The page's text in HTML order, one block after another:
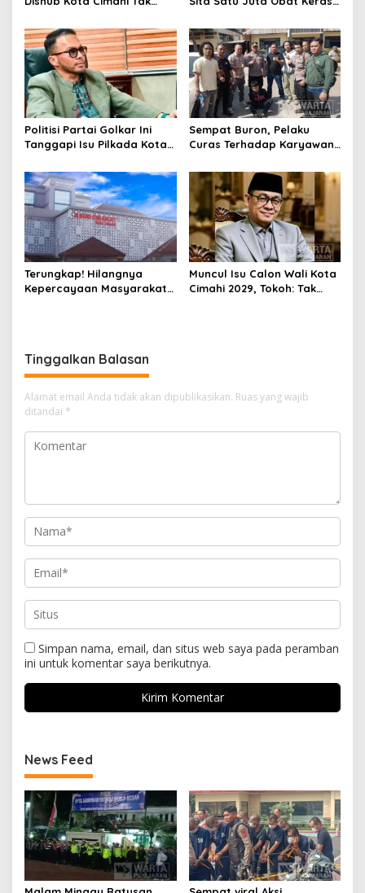
Pembinaan
Kasus Narkoba
Politisi Partai Golkar Ini
Tanggapi Isu Pilkada Kota
Sempat Buron, Pelaku
Curas Terhadap Karyawan
Ditangkap Polisi
Terungkap! Hilangnya
Kepercayaan Masyarakat
Muncul Isu Calon Wali Kota
Cimahi 2029, Tokoh: Tak
Tinggalkan Balasan
Alamat email Anda tidak akan dipublikasikan. Ruas yang wajib
ditandai *
Simpan nama, email, dan situs web saya pada peramban
ini untuk komentar saya berikutnya.
News Feed